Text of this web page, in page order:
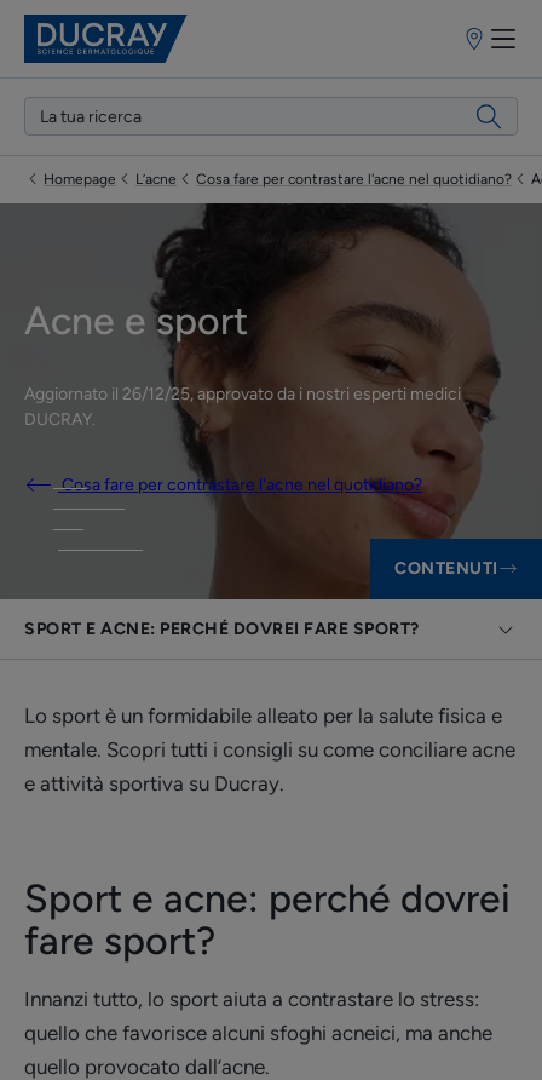
Punti
Homepage L’acne Cosa fare per contrastare l'acne nel quotidiano?
Acne e sport
Aggiornato il 26/12/25, approvato da i nostri esperti medici
DUCRAY.
Cosa fare per contrastare l'acne nel quotidiano?
CONTENUTI
SPORT E ACNE: PERCHÉ DOVREI FARE SPORT?
Lo sport è un formidabile alleato per la salute fisica e
mentale. Scopri tutti i consigli su come conciliare acne
e attività sportiva su Ducray.
Sport e acne: perché dovrei
fare sport?
Innanzi tutto, lo sport aiuta a contrastare lo stress:
quello che favorisce alcuni sfoghi acneici, ma anche
quello provocato dall’acne.